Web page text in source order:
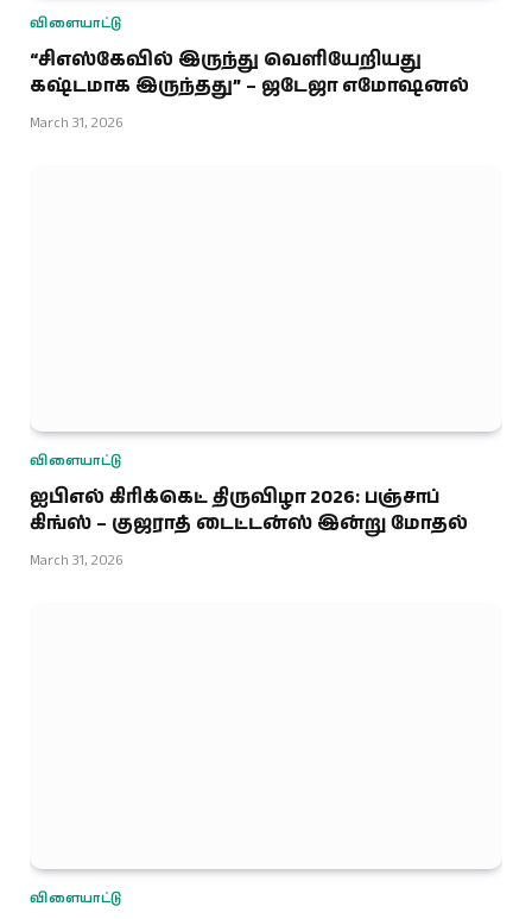
விளையாட்டு
“சிஎஸ்கேவில் இருந்து வெளியேறியது
கஷ்டமாக இருந்தது” – ஜடேஜா எமோஷனல்
March 31, 2026
விளையாட்டு
ஐபிஎல் கிரிக்கெட் திருவிழா 2026: பஞ்சாப்
கிங்ஸ் – குஜராத் டைட்டன்ஸ் இன்று மோதல்
March 31, 2026
விளையாட்டு